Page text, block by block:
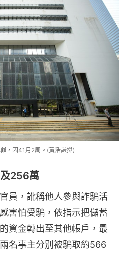
，囚41月2周。(黃浩謙攝)
256萬
員，訛稱他人參與詐騙活
害怕受騙，依指示把儲蓄
資金轉出至其他帳戶，最
名事主分別被騙取約566